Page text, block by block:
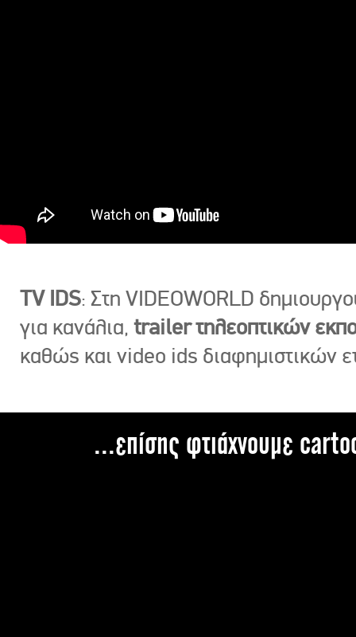
TV IDS: Στη VIDEOWORLD
για κανάλια, trailer τηλεοπτικών
καθώς και video ids διαφημιστικών
...επίσης φτιάχνουμε